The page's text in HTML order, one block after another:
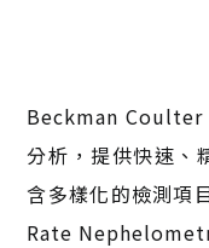
Beckman Coulter
分析，提供快速、
含多樣化的檢測項
Rate